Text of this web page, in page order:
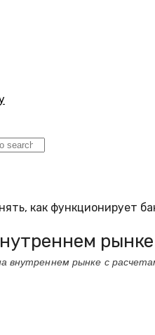
как функционирует
внутреннем рынке с